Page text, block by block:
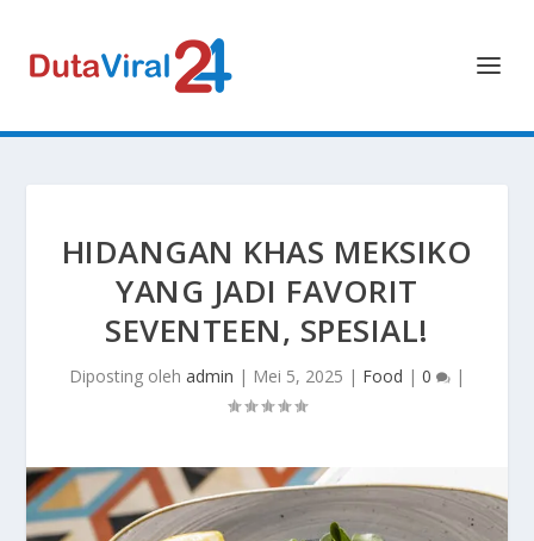
HIDANGAN KHAS MEKSIKO
YANG JADI FAVORIT
SEVENTEEN, SPESIAL!
Diposting oleh admin | Mei 5, 2025 | Food | 0 |